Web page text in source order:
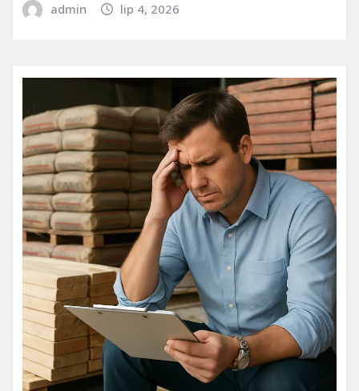
admin lip 4, 2026